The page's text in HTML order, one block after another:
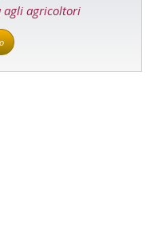
agli agricoltori